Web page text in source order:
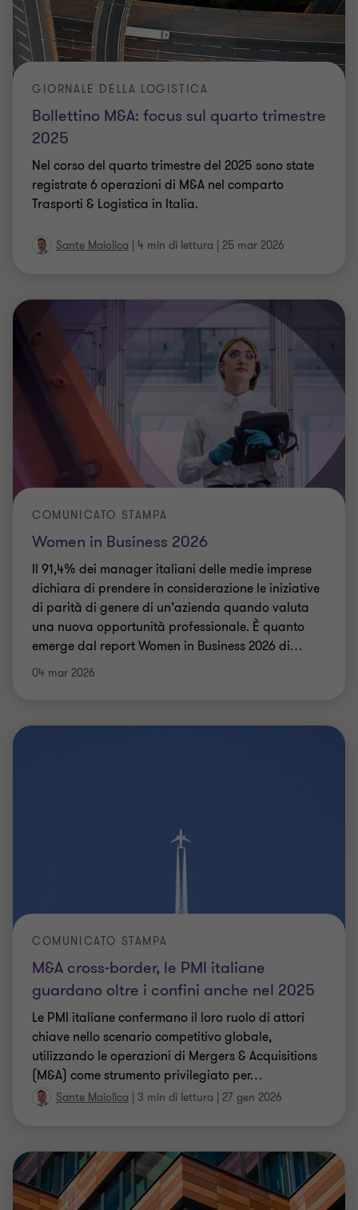
Bollettino M&A: focus sul quarto trimestre
2025
GIORNALE DELLA LOGISTICA
Nel corso del quarto trimestre del 2025 sono state
registrate 6 operazioni di M&A nel comparto
Trasporti & Logistica in Italia.
Sante Maiolica | 4 min di lettura | 25 mar 2026
Women in Business 2026
COMUNICATO STAMPA
Il 91,4% dei manager italiani delle medie imprese
dichiara di prendere in considerazione le iniziative
di parità di genere di un’azienda quando valuta
una nuova opportunità professionale. È quanto
emerge dal report Women in Business 2026 di…
04 mar 2026
M&A cross-border, le PMI italiane
guardano oltre i confini anche nel 2025
COMUNICATO STAMPA
Le PMI italiane confermano il loro ruolo di attori
chiave nello scenario competitivo globale,
utilizzando le operazioni di Mergers & Acquisitions
(M&A) come strumento privilegiato per…
Sante Maiolica | 3 min di lettura | 27 gen 2026